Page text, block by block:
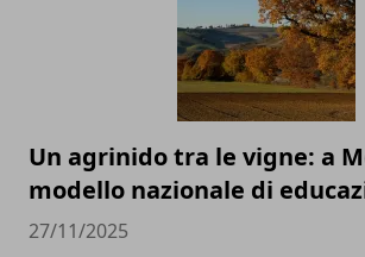
Un agrinido tra le vigne: a
modello nazionale di
27/11/2025